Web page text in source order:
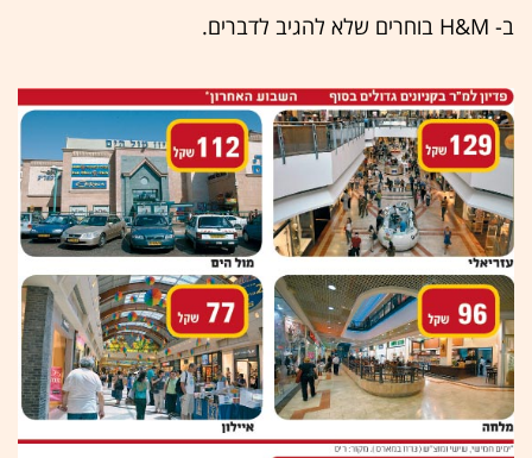
ב- H&M בוחרים שלא להגיב לדברים.